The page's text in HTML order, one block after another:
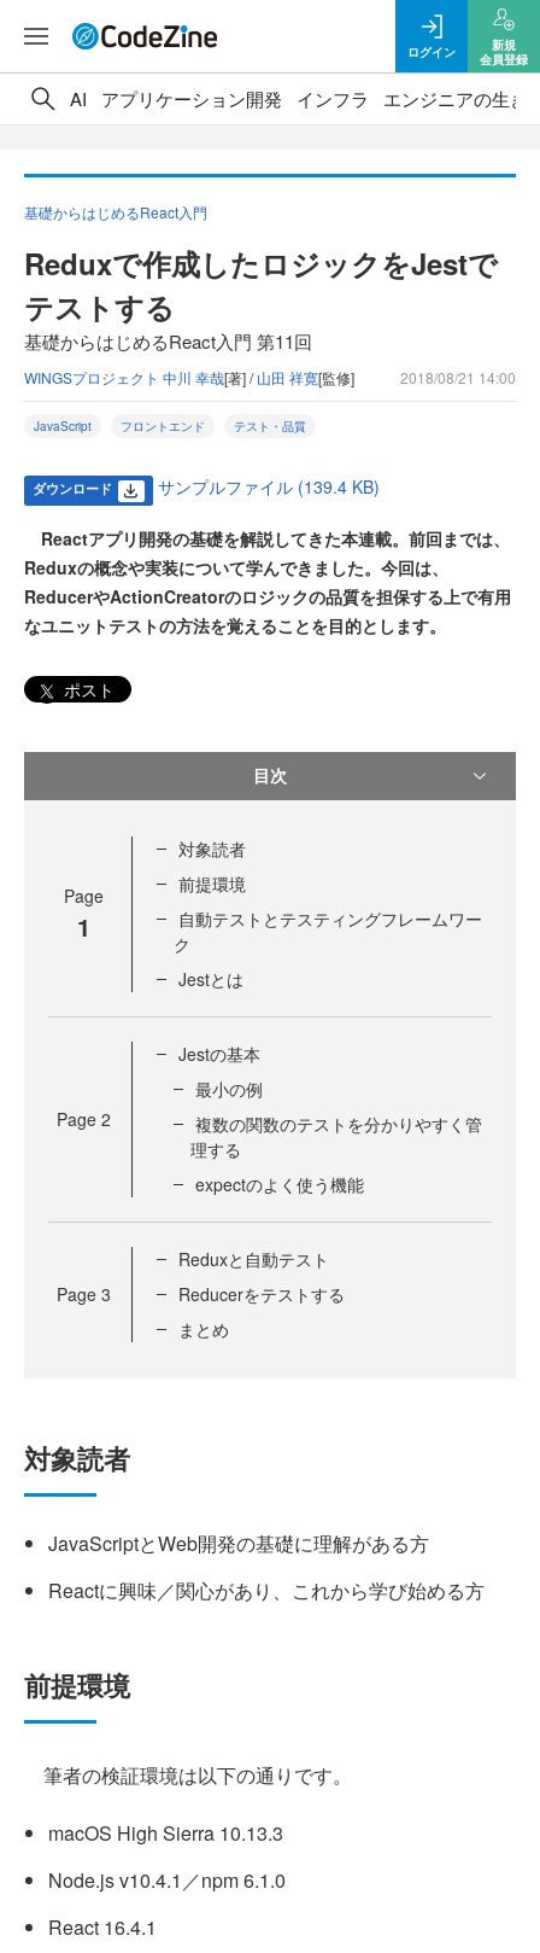
ログイン
新規
会員登録
AI アプリケーション開発 インフラ エンジニアの生き
基礎からはじめるReact入門
Reduxで作成したロジックをJestで
テストする
基礎からはじめるReact入門 第11回
WINGSプロジェクト 中川 幸哉[著] /山田 祥寛[監修] 2018/08/21 14:00
JavaScript フロントエンド テスト・品質
ダウンロード サンプルファイル (139.4 KB)
Reactアプリ開発の基礎を解説してきた本連載。前回までは、
Reduxの概念や実装について学んできました。今回は、
ReducerやActionCreatorのロジックの品質を担保する上で有用
なユニットテストの方法を覚えることを目的とします。
ポスト
目次
Page
1
対象読者
前提環境
自動テストとテスティングフレームワー
ク
Jestとは
Page 2
Jestの基本
最小の例
複数の関数のテストを分かりやすく管
理する
expectのよく使う機能
Page 3
Reduxと自動テスト
Reducerをテストする
まとめ
対象読者
JavaScriptとWeb開発の基礎に理解がある方
Reactに興味／関心があり、これから学び始める方
前提環境
筆者の検証環境は以下の通りです。
macOS High Sierra 10.13.3
Node.js v10.4.1／npm 6.1.0
React 16.4.1